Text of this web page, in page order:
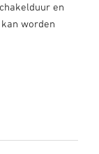
en
worden